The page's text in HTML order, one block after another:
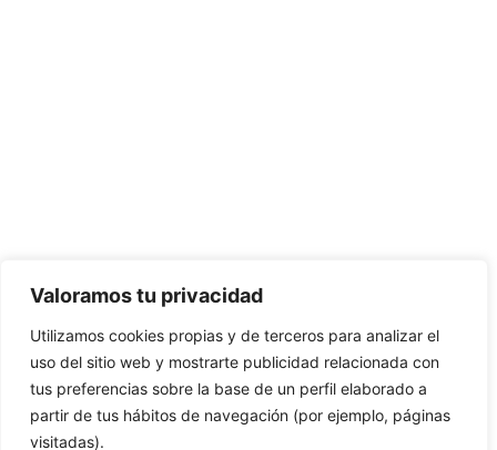
Valoramos tu privacidad
Utilizamos cookies propias y de terceros para analizar el
uso del sitio web y mostrarte publicidad relacionada con
tus preferencias sobre la base de un perfil elaborado a
partir de tus hábitos de navegación (por ejemplo, páginas
visitadas).